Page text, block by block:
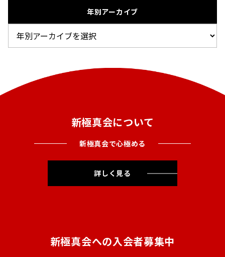
年別アーカイブ
新極真会について
新極真会で心極める
詳しく見る
新極真会への入会者募集中